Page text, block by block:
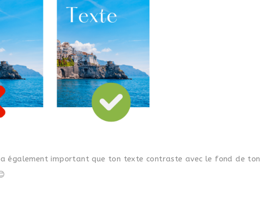
également important que ton texte contraste avec le fond de ton